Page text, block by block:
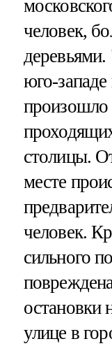
человек,
юго-
произошло
столицы.
месте
человек.
сильного
остановки
улице в